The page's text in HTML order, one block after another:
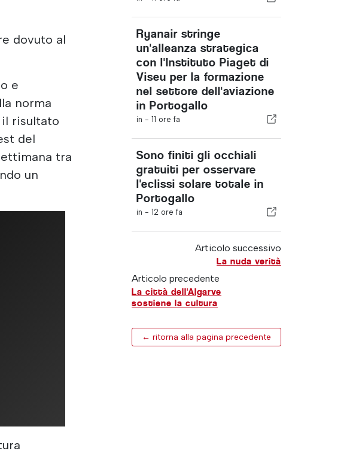
dovuto al
e
norma
il risultato
del
tra
un
Ryanair stringe
un'alleanza strategica
con l'Instituto Piaget di
Viseu per la formazione
nel settore dell'aviazione
in Portogallo
in - 11 ore fa
Sono finiti gli occhiali
gratuiti per osservare
l'eclissi solare totale in
Portogallo
in - 12 ore fa
Articolo successivo
La nuda verità
Articolo precedente
La città dell'Algarve
sostiene la cultura
← ritorna alla pagina precedente